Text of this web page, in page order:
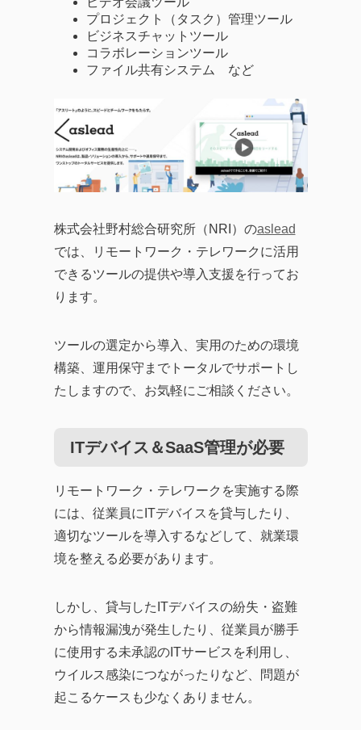
プロジェクト（タスク）管理ツール
ビジネスチャットツール
コラボレーションツール
ファイル共有システム など
株式会社野村総合研究所（NRI）のaslead
では、リモートワーク・テレワークに活用
できるツールの提供や導入支援を行ってお
ります。
ツールの選定から導入、実用のための環境
構築、運用保守までトータルでサポートし
たしますので、お気軽にご相談ください。
ITデバイス＆SaaS管理が必要
リモートワーク・テレワークを実施する際
には、従業員にITデバイスを貸与したり、
適切なツールを導入するなどして、就業環
境を整える必要があります。
しかし、貸与したITデバイスの紛失・盗難
から情報漏洩が発生したり、従業員が勝手
に使用する未承認のITサービスを利用し、
ウイルス感染につながったりなど、問題が
起こるケースも少なくありません。